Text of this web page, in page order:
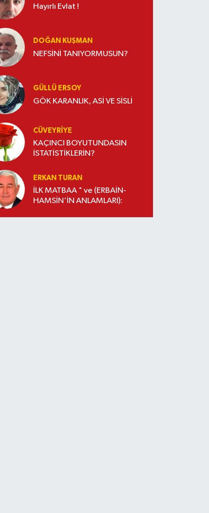
Hayırlı Evlat !
DOĞAN KUŞMAN
NEFSİNİ TANIYORMUSUN?
GÜLLÜ ERSOY
GÖK KARANLIK, ASİ VE SİSLİ
CÜVEYRIYE
KAÇINCI BOYUTUNDASIN
İSTATİSTİKLERİN?
ERKAN TURAN
İLK MATBAA " ve (ERBAİN-
HAMSİN'İN ANLAMLARI):